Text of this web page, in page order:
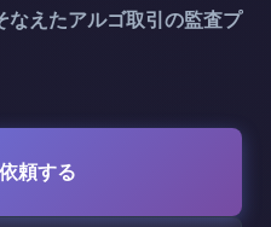
なえたアルゴ取引の監査プ
頼する